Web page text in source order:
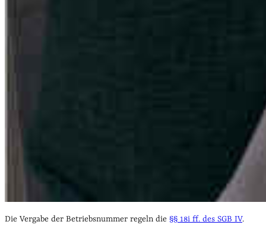
Die Vergabe der Betriebsnummer regeln die §§ 18i ff. des SGB IV.